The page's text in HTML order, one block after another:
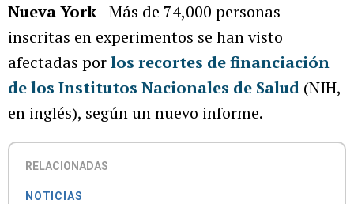
Nueva York- Más de 74,000 personas
inscritas en experimentos se han visto
afectadas porlos recortes de financiación
de los Institutos Nacionales de Salud (NIH,
en inglés), según un nuevo informe.
RELACIONADAS
NOTICIAS